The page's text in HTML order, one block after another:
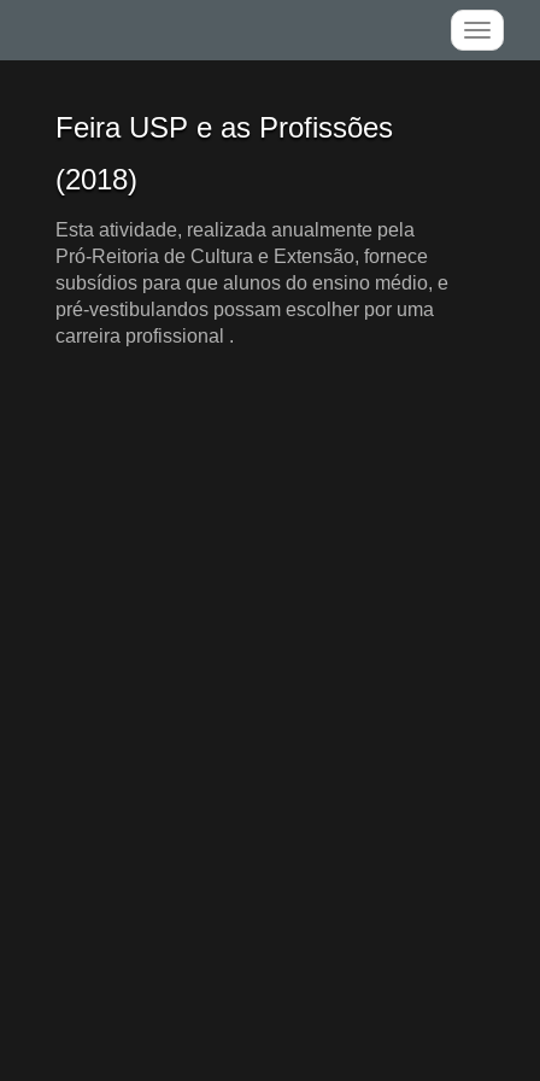
Toggle
Feira USP e as Profissões
(2018)
Esta atividade, realizada anualmente pela
Pró-Reitoria de Cultura e Extensão, fornece
subsídios para que alunos do ensino médio, e
pré-vestibulandos possam escolher por uma
carreira profissional .